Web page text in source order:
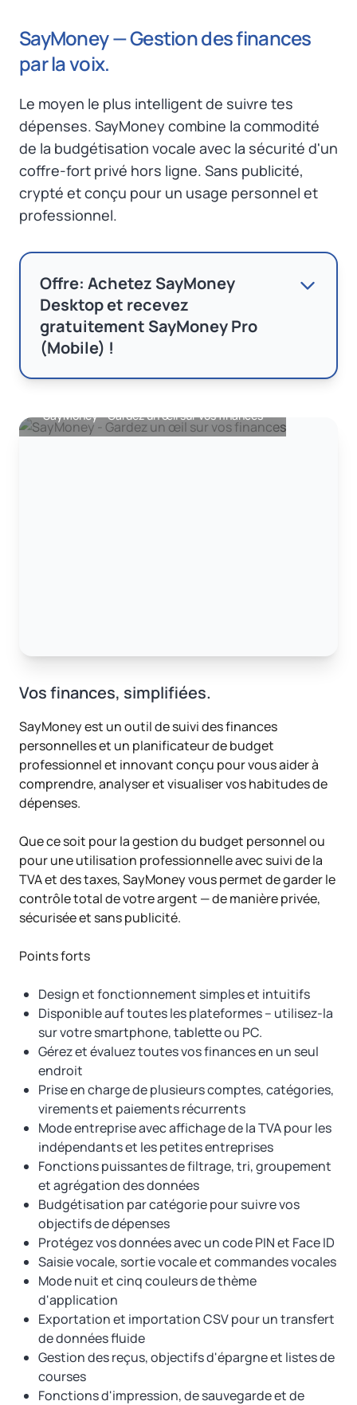
SayMoney — Gestion des finances
par la voix.
Le moyen le plus intelligent de suivre tes
dépenses. SayMoney combine la commodité
de la budgétisation vocale avec la sécurité d'un
coffre-fort privé hors ligne. Sans publicité,
crypté et conçu pour un usage personnel et
professionnel.
Offre: Achetez SayMoney
Desktop et recevez
gratuitement SayMoney Pro
(Mobile) !
SayMoney - Gardez un œil sur vos finances
Vos finances, simplifiées.
SayMoney est un outil de suivi des finances
personnelles et un planificateur de budget
professionnel et innovant conçu pour vous aider à
comprendre, analyser et visualiser vos habitudes de
dépenses.
Que ce soit pour la gestion du budget personnel ou
pour une utilisation professionnelle avec suivi de la
TVA et des taxes, SayMoney vous permet de garder le
contrôle total de votre argent — de manière privée,
sécurisée et sans publicité.
Points forts
Design et fonctionnement simples et intuitifs
Disponible auf toutes les plateformes – utilisez-la
sur votre smartphone, tablette ou PC.
Gérez et évaluez toutes vos finances en un seul
endroit
Prise en charge de plusieurs comptes, catégories,
virements et paiements récurrents
Mode entreprise avec affichage de la TVA pour les
indépendants et les petites entreprises
Fonctions puissantes de filtrage, tri, groupement
et agrégation des données
Budgétisation par catégorie pour suivre vos
objectifs de dépenses
Protégez vos données avec un code PIN et Face ID
Saisie vocale, sortie vocale et commandes vocales
Mode nuit et cinq couleurs de thème
d'application
Exportation et importation CSV pour un transfert
de données fluide
Gestion des reçus, objectifs d'épargne et listes de
courses
Fonctions d'impression, de sauvegarde et de